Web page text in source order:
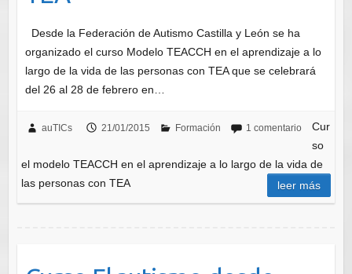
Desde la Federación de Autismo Castilla y León se ha
organizado el curso Modelo TEACCH en el aprendizaje a lo
largo de la vida de las personas con TEA que se celebrará
del 26 al 28 de febrero en…
auTICs 21/01/2015 Formación 1 comentario
Cur
so
el modelo TEACCH en el aprendizaje a lo largo de la vida de
las personas con TEA
leer más